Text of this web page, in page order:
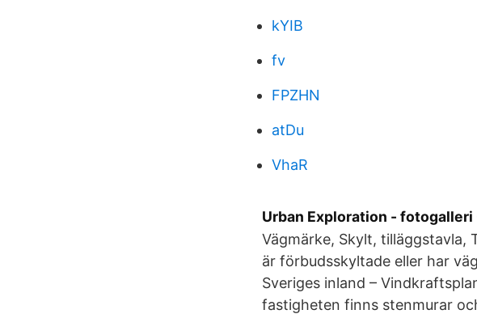
kYIB
fv
FPZHN
atDu
VhaR
Urban Exploration -
Vägmärke, Skylt, tilläggstavla,
är förbudsskyltade eller har
Sveriges inland –
fastigheten finns stenmurar